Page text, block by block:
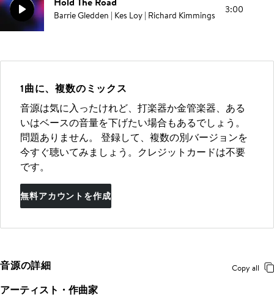
Barrie Gledden | Kes Loy | Richard Kimmings 3:00
1曲に、複数のミックス
音源は気に入ったけれど、打楽器か金管楽器、ある
いはベースの音量を下げたい場合もあるでしょう。
問題ありません。 登録して、複数の別バージョンを
今すぐ聴いてみましょう。クレジットカードは不要
です。
無料アカウントを作成
音源の詳細 Copy all
アーティスト・作曲家